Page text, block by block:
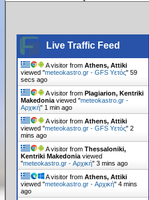
Live Traffic Feed
A visitor fromAthens, Attiki
viewed "meteokastro.gr - GFS Υετός"1 min
ago
A visitor fromPlagiarion, Kentriki
Makedonia viewed "meteokastro.gr -
Αρχική" 1 min ago
A visitor fromAthens, Attiki
viewed "meteokastro.gr - GFS Υετός"2
mins ago
A visitor fromThessaloniki,
Kentriki Makedonia viewed
"meteokastro.gr - Αρχική"3 mins ago
A visitor fromAthens, Attiki
viewed "meteokastro.gr - Αρχική"4 mins
ago